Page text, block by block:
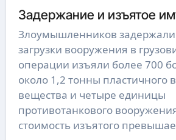
Задержание и изъятое
Злоумышленников
загрузки вооружения в
операции изъяли более 700
около 1,2 тонны пластичного
вещества и четыре единицы
противотанкового
стоимость изъятого